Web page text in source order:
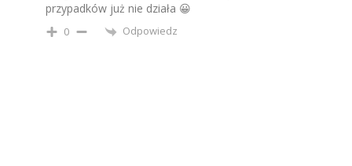
przypadków już nie działa 😀
0 Odpowiedz